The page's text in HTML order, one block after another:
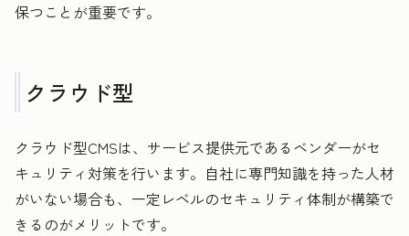
保つことが重要です。
クラウド型
クラウド型CMSは、サービス提供元であるベンダーがセ
キュリティ対策を行います。自社に専門知識を持った人材
がいない場合も、一定レベルのセキュリティ体制が構築で
きるのがメリットです。